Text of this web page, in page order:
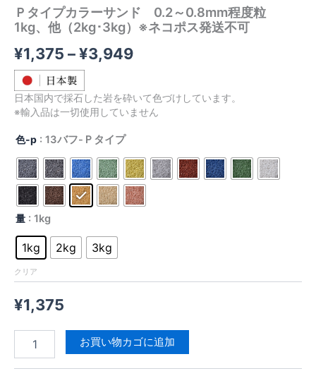
Ｐタイプカラーサンド 0.2～0.8mm程度粒
1kg、他（2kg･3kg）※ネコポス発送不可
¥1,375 –¥3,949価
帯:
–
¥3,949
日本国内で採石した岩を砕いて色づけしています。
※輸入品は一切使用していません
色-p : 13バフ-Ｐタイプ
量 : 1kg
1kg 2kg 3kg
クリア
¥1,375
お買い物カゴに追加